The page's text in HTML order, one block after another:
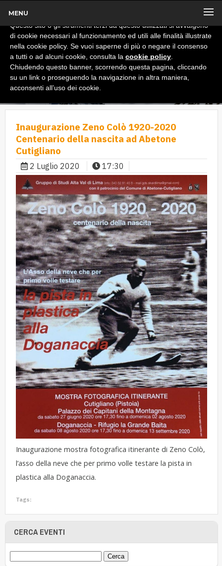
MENU
Inaugurazione Zeno Colò 1920-2020
Centenario della nascita ad Abetone
Cutigliano
2 Luglio 2020 17:30
Inaugurazione mostra fotografica itinerante di Zeno Colò,
l’asso della neve che per primo volle testare la pista in
plastica alla Doganaccia.
Tags:
CERCA EVENTI
x
Informativa
Questo sito o gli strumenti terzi da questo utilizzati si avvalgono
di cookie necessari al funzionamento ed utili alle finalità illustrate
nella cookie policy. Se vuoi saperne di più o negare il consenso
a tutti o ad alcuni cookie, consulta la cookie policy
Chiudendo questo banner, scorrendo questa pagina, cliccando
su un link o proseguendo la navigazione in altra maniera,
acconsenti all’uso dei cookie.